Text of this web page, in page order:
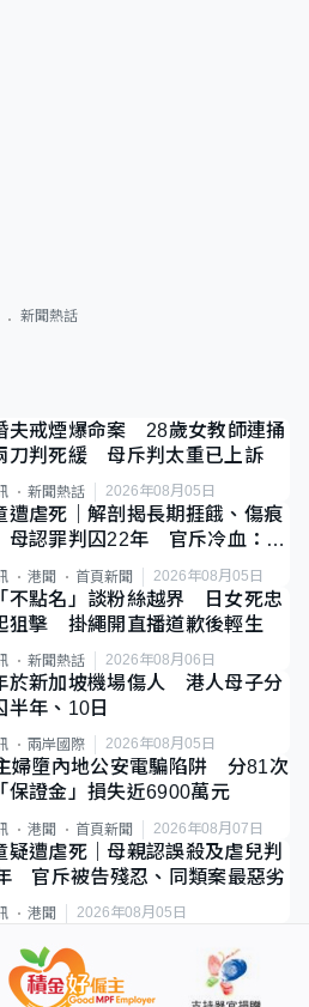
新聞熱話
夫戒煙爆命案 28歲女教師連捅
刀判死緩 母斥判太重已上訴
新聞熱話 2026年08月05日
遭虐死｜解剖揭長期捱餓、傷痕
認罪判囚22年 官斥冷血：同
惡劣
港聞 首頁新聞 2026年08月05日
不點名」談粉絲越界 日女死忠
狙擊 掛繩開直播道歉後輕生
新聞熱話 2026年08月06日
於新加坡機場傷人 港人母子分
半年、10日
兩岸國際 2026年08月05日
婦墮內地公安電騙陷阱 分81次
保證金」損失近6900萬元
港聞 首頁新聞 2026年08月07日
疑遭虐死｜母親認誤殺及虐兒判
官斥被告殘忍、同類案最惡劣
港聞 2026年08月05日